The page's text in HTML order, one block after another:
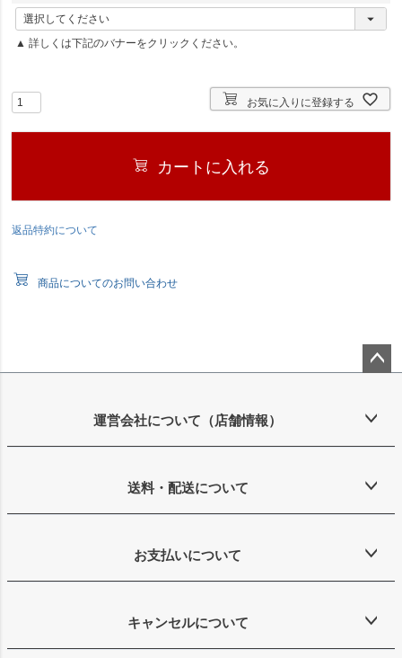
(
必
須
▲ 詳しくは下記のバナーをクリックください。
お気に入りに登録する
カートに入れる
返品特約について
商品についてのお問い合わせ
ップ
運営会社について（店舗情報）
送料・配送について
お支払いについて
キャンセルについて